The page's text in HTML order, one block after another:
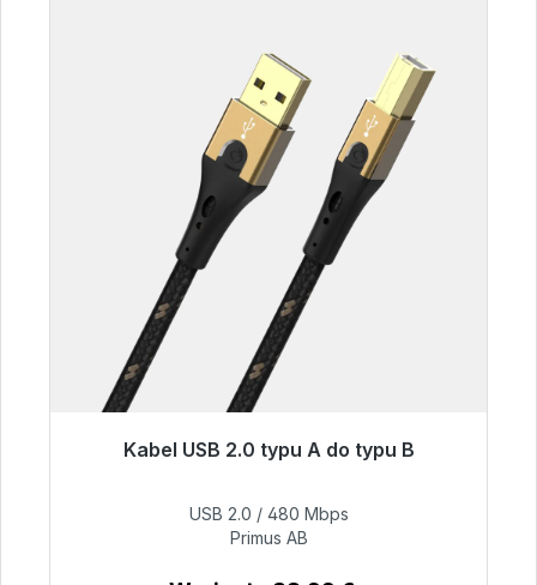
Kabel USB 2.0 typu A do typu B
Gotowy do natychmiastowej wysyłki, czas
76,99 €
USB 2.0 / 480 Mbps
Primus AB